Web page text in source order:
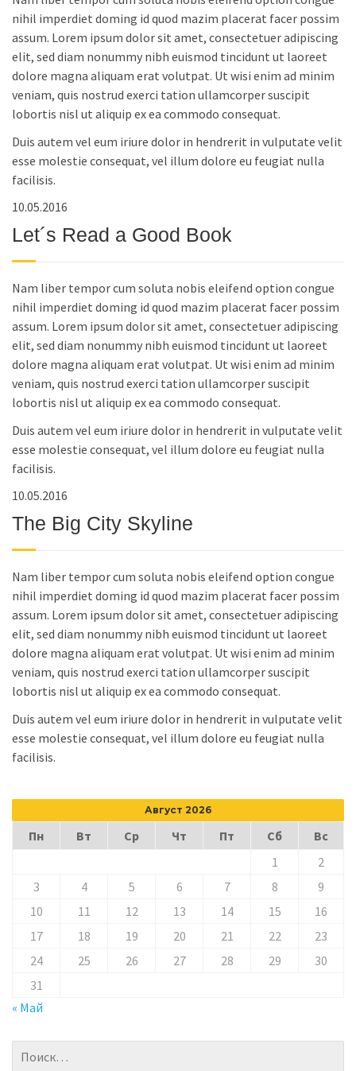
nihil imperdiet doming id quod mazim placerat facer possim
assum. Lorem ipsum dolor sit amet, consectetuer adipiscing
elit, sed diam nonummy nibh euismod tincidunt ut laoreet
dolore magna aliquam erat volutpat. Ut wisi enim ad minim
veniam, quis nostrud exerci tation ullamcorper suscipit
lobortis nisl ut aliquip ex ea commodo consequat.
Duis autem vel eum iriure dolor in hendrerit in vulputate velit
esse molestie consequat, vel illum dolore eu feugiat nulla
facilisis.
10.05.2016
Let´s Read a Good Book
Nam liber tempor cum soluta nobis eleifend option congue
nihil imperdiet doming id quod mazim placerat facer possim
assum. Lorem ipsum dolor sit amet, consectetuer adipiscing
elit, sed diam nonummy nibh euismod tincidunt ut laoreet
dolore magna aliquam erat volutpat. Ut wisi enim ad minim
veniam, quis nostrud exerci tation ullamcorper suscipit
lobortis nisl ut aliquip ex ea commodo consequat.
Duis autem vel eum iriure dolor in hendrerit in vulputate velit
esse molestie consequat, vel illum dolore eu feugiat nulla
facilisis.
10.05.2016
The Big City Skyline
Nam liber tempor cum soluta nobis eleifend option congue
nihil imperdiet doming id quod mazim placerat facer possim
assum. Lorem ipsum dolor sit amet, consectetuer adipiscing
elit, sed diam nonummy nibh euismod tincidunt ut laoreet
dolore magna aliquam erat volutpat. Ut wisi enim ad minim
veniam, quis nostrud exerci tation ullamcorper suscipit
lobortis nisl ut aliquip ex ea commodo consequat.
Duis autem vel eum iriure dolor in hendrerit in vulputate velit
esse molestie consequat, vel illum dolore eu feugiat nulla
facilisis.
Август 2026
Пн Вт Ср Чт Пт Сб
Вс
1
2
3
4 5 6 7 8
9
10
11 12 13 14 15
16
17
18 19 20 21 22
23
24
25 26 27 28 29
30
31
« Май